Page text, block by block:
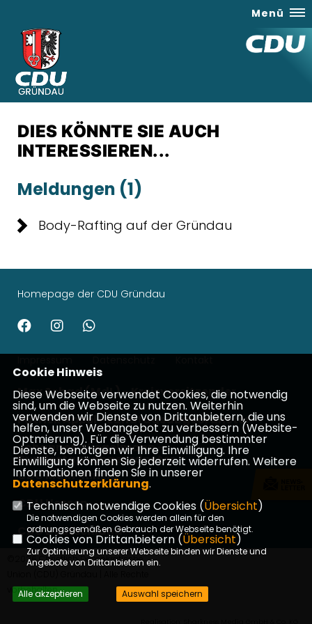
Menü
DIES KÖNNTE SIE AUCH
INTERESSIEREN...
Meldungen (1)
Body-Rafting auf der Gründau
Homepage der CDU Gründau
Max Schad (MdL) - Kreisvorsitzender
Patrick Appel - Landtagsabgeordneter
Johannes Wiegelmann -
Bundestagsabgeordneter
CDU Main-Kinzig
CDU Hessen
CDU Deutschland
©2026 Christlich Demokratische
vorbehalten.
Cookie Hinweis
Diese Webseite verwendet Cookies, die notwendig
sind, um die Webseite zu nutzen. Weiterhin
verwenden wir Dienste von Drittanbietern, die uns
helfen, unser Webangebot zu verbessern (Website-
Optmierung). Für die Verwendung bestimmter
Dienste, benötigen wir Ihre Einwilligung. Ihre
Einwilligung können Sie jederzeit widerrufen. Weitere
Informationen finden Sie in unserer
Datenschutzerklärung.
Technisch notwendige Cookies (Übersicht)
Die notwendigen Cookies werden allein für den
ordnungsgemäßen Gebrauch der Webseite benötigt.
Cookies von Drittanbietern (Übersicht)
Zur Optimierung unserer Webseite binden wir Dienste und
Angebote von Drittanbietern ein.
Alle akzeptieren Auswahl speichern